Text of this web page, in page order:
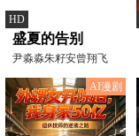
HD
盛夏的告别
尹淼淼朱籽安曾翔飞
AI漫剧